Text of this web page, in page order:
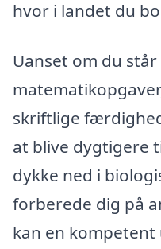
hvor i landet du
Uanset om du
skriftlige
at blive dygtigere
dykke ned i
forberede dig på
kan en